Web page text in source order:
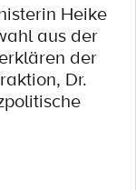
Heike
aus der
der
Dr.